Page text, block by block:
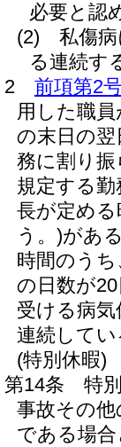
必要と認
(2)
私傷
る連続す
2
前項第2
用した職員
の末日の
務に割り
規定する
長が定める
う。)があ
時間のう
の日数が
受ける病
連続して
(特別休暇)
第14条
特
事故その
である場